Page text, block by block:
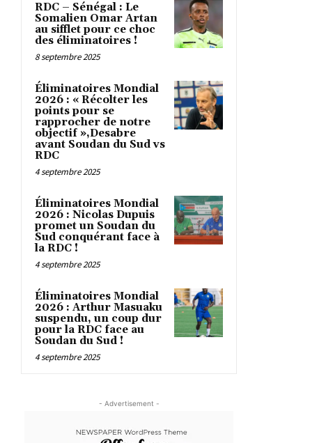
RDC – Sénégal : Le
Somalien Omar Artan
au sifflet pour ce choc
des éliminatoires !
8 septembre 2025
Éliminatoires Mondial
2026 : « Récolter les
points pour se
rapprocher de notre
objectif »,Desabre
avant Soudan du Sud vs
RDC
4 septembre 2025
Éliminatoires Mondial
2026 : Nicolas Dupuis
promet un Soudan du
Sud conquérant face à
la RDC !
4 septembre 2025
Éliminatoires Mondial
2026 : Arthur Masuaku
suspendu, un coup dur
pour la RDC face au
Soudan du Sud !
4 septembre 2025
- Advertisement -